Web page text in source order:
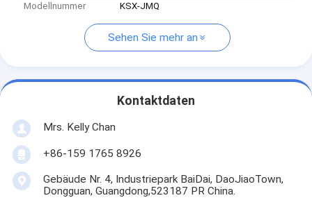
Modellnummer
KSX-JMQ
Sehen Sie mehr an
Kontaktdaten
Mrs. Kelly Chan
+86-159 1765 8926
Gebäude Nr. 4, Industriepark BaiDai, DaoJiaoTown,
Dongguan, Guangdong,523187 PR China.